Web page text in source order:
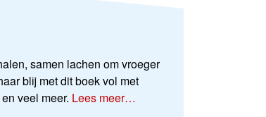
samen lachen om vroeger
blij met dit boek vol met
veel meer. Lees meer…